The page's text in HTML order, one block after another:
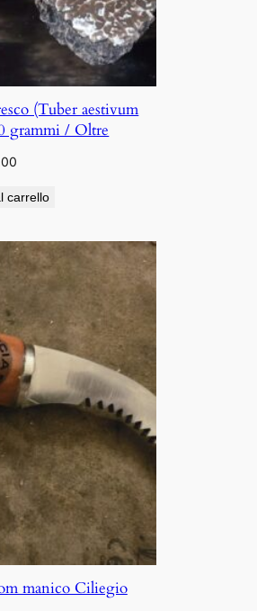
(Tuber aestivum
grammi / Oltre
carrello
manico Ciliegio